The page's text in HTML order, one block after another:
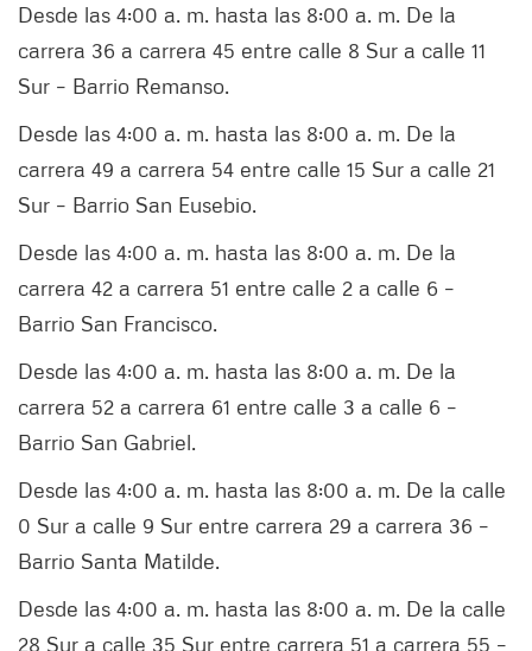
Desde las 4:00 a. m. hasta las 8:00 a. m. De la
carrera 36 a carrera 45 entre calle 8 Sur a calle 11
Sur – Barrio Remanso.
Desde las 4:00 a. m. hasta las 8:00 a. m. De la
carrera 49 a carrera 54 entre calle 15 Sur a calle 21
Sur – Barrio San Eusebio.
Desde las 4:00 a. m. hasta las 8:00 a. m. De la
carrera 42 a carrera 51 entre calle 2 a calle 6 –
Barrio San Francisco.
Desde las 4:00 a. m. hasta las 8:00 a. m. De la
carrera 52 a carrera 61 entre calle 3 a calle 6 –
Barrio San Gabriel.
Desde las 4:00 a. m. hasta las 8:00 a. m. De la calle
0 Sur a calle 9 Sur entre carrera 29 a carrera 36 –
Barrio Santa Matilde.
Desde las 4:00 a. m. hasta las 8:00 a. m. De la calle
28 Sur a calle 35 Sur entre carrera 51 a carrera 55 –